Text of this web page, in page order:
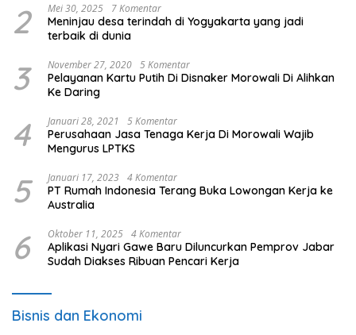
2 Mei 30, 2025 7 Komentar
Meninjau desa terindah di Yogyakarta yang jadi
terbaik di dunia
3 November 27, 2020 5 Komentar
Pelayanan Kartu Putih Di Disnaker Morowali Di Alihkan
Ke Daring
4 Januari 28, 2021 5 Komentar
Perusahaan Jasa Tenaga Kerja Di Morowali Wajib
Mengurus LPTKS
5 Januari 17, 2023 4 Komentar
PT Rumah Indonesia Terang Buka Lowongan Kerja ke
Australia
6 Oktober 11, 2025 4 Komentar
Aplikasi Nyari Gawe Baru Diluncurkan Pemprov Jabar
Sudah Diakses Ribuan Pencari Kerja
Bisnis dan Ekonomi